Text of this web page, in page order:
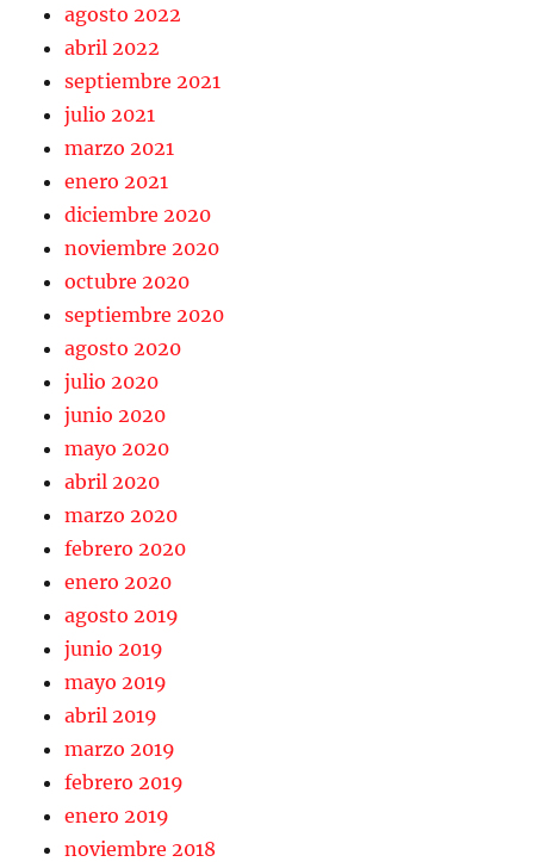
agosto 2022
abril 2022
septiembre 2021
julio 2021
marzo 2021
enero 2021
diciembre 2020
noviembre 2020
octubre 2020
septiembre 2020
agosto 2020
julio 2020
junio 2020
mayo 2020
abril 2020
marzo 2020
febrero 2020
enero 2020
agosto 2019
junio 2019
mayo 2019
abril 2019
marzo 2019
febrero 2019
enero 2019
noviembre 2018